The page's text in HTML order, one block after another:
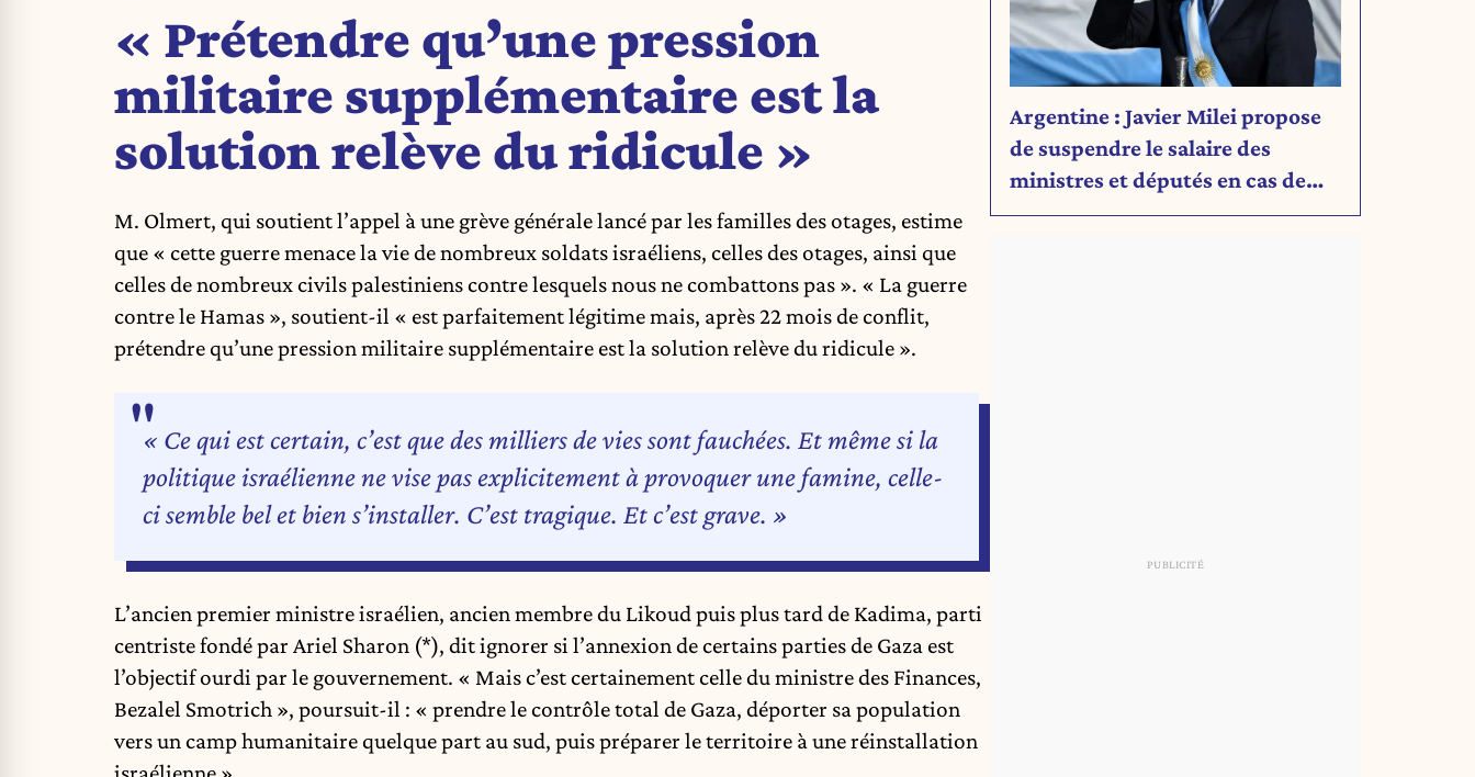
« Prétendre qu’une pression
militaire supplémentaire est la
solution relève du ridicule »
M. Olmert, qui soutient l’appel à une grève générale lancé par les familles des otages, estime
que « cette guerre menace la vie de nombreux soldats israéliens, celles des otages, ainsi que
celles de nombreux civils palestiniens contre lesquels nous ne combattons pas ». « La guerre
contre le Hamas », soutient-il « est parfaitement légitime mais, après 22 mois de conflit,
prétendre qu’une pression militaire supplémentaire est la solution relève du ridicule ».
« Ce qui est certain, c’est que des milliers de vies sont fauchées. Et même si la
politique israélienne ne vise pas explicitement à provoquer une famine, celle-
ci semble bel et bien s’installer. C’est tragique. Et c’est grave. »
L’ancien premier ministre israélien, ancien membre du Likoud puis plus tard de Kadima, parti
centriste fondé par Ariel Sharon (*), dit ignorer si l’annexion de certains parties de Gaza est
l’objectif ourdi par le gouvernement. « Mais c’est certainement celle du ministre des Finances,
Bezalel Smotrich », poursuit-il : « prendre le contrôle total de Gaza, déporter sa population
vers un camp humanitaire quelque part au sud, puis préparer le territoire à une réinstallation
Argentine : Javier Milei propose
de suspendre le salaire des
ministres et députés en cas de
déficit budgétaire